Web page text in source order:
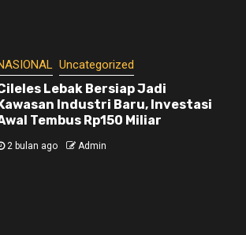
Uncategorized
Lebak Bersiap Jadi
Industri Baru, Investasi
Tembus Rp150 Miliar
2 bulan ago Admin